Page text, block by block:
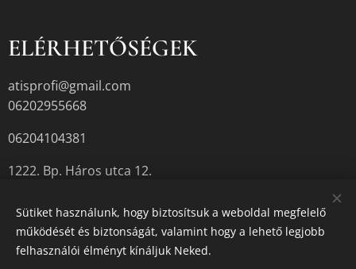
ELÉRHETŐSÉGEK
atisprofi@gmail.com
06202955668
06204104381
1222. Bp. Háros utca 12.
A termékek aktuális készletéről érdeklődjön az üzletben, vagy a
megadott elérhetőségek egyikén.
Sütiket használunk, hogy biztosítsuk a weboldal megfelelő
működését és biztonságát, valamint hogy a lehető legjobb
felhasználói élményt kínáljuk Neked.